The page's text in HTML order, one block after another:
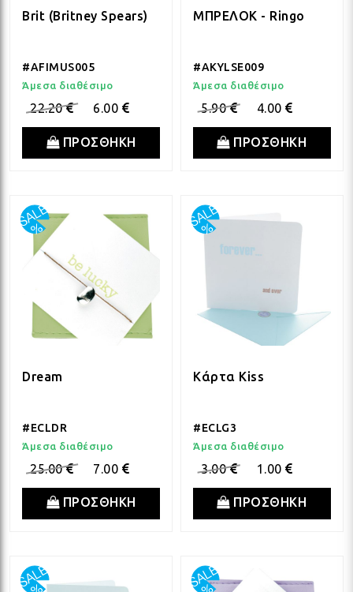
Brit (Britney Spears)
#AFIMUS005
Άμεσα διαθέσιμο
22.20 6.00
ΠΡΟΣΘΗΚΗ
ΜΠΡΕΛΟΚ - Ringo
#AKYLSE009
Άμεσα διαθέσιμο
5.90 4.00
ΠΡΟΣΘΗΚΗ
Dream
#ECLDR
Άμεσα διαθέσιμο
25.00 7.00
ΠΡΟΣΘΗΚΗ
Κάρτα Kiss
#ECLG3
Άμεσα διαθέσιμο
3.00 1.00
ΠΡΟΣΘΗΚΗ